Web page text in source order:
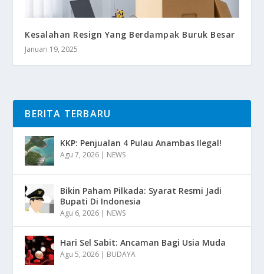
Kesalahan Resign Yang Berdampak Buruk Besar
Januari 19, 2025
BERITA TERBARU
KKP: Penjualan 4 Pulau Anambas Ilegal!
Agu 7, 2026 | NEWS
Bikin Paham Pilkada: Syarat Resmi Jadi
Bupati Di Indonesia
Agu 6, 2026 | NEWS
Hari Sel Sabit: Ancaman Bagi Usia Muda
Agu 5, 2026 | BUDAYA